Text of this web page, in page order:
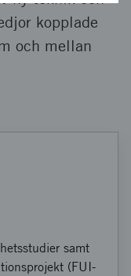
kopplade
och mellan
samt
(FUI-